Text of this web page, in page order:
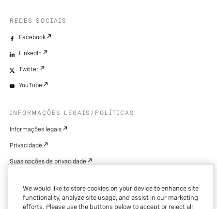
REDES SOCIAIS
Facebook
LinkedIn
Twitter
YouTube
INFORMAÇÕES LEGAIS/POLÍTICAS
Informações legais
Privacidade
Suas opções de privacidade
Patentes
We would like to store cookies on your device to enhance site
functionality, analyze site usage, and assist in our marketing
efforts. Please use the buttons below to accept or reject all